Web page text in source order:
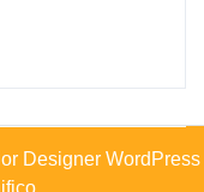
Designer WordPress